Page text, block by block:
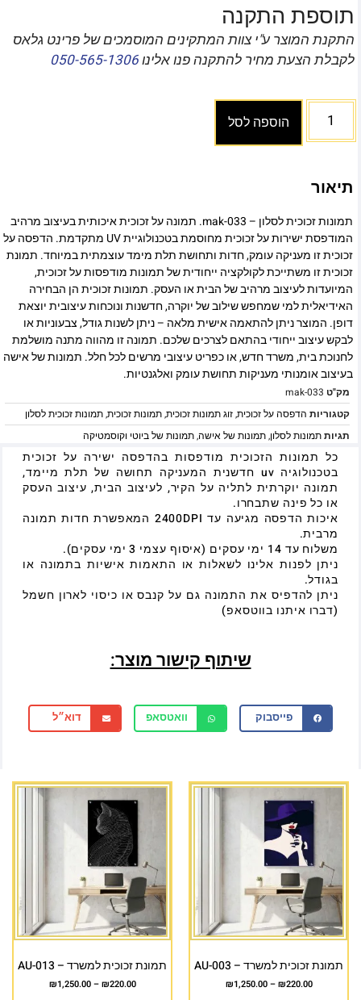
תוספת התקנה
התקנת המוצר ע"י צוות המתקינים המוסמכים של פרינט גלאס
לקבלת הצעת מחיר להתקנה פנו אלינו050-565-1306
הוספה לסל
תיאור
תמונות זכוכית לסלון – mak-033. תמונה על זכוכית איכותית בעיצוב מרהיב
המודפסת ישירות על זכוכית מחוסמת בטכנולוגיית UV מתקדמת. הדפסה על
זכוכית זו מעניקה עומק, חדות ותחושת תלת מימד עוצמתית במיוחד. תמונת
זכוכית זו משתייכת לקולקציה ייחודית של תמונות מודפסות על זכוכית,
המיועדות לעיצוב מרהיב של הבית או העסק. תמונות זכוכית הן הבחירה
האידיאלית למי שמחפש שילוב של יוקרה, חדשנות ונוכחות עיצובית יוצאת
דופן. המוצר ניתן להתאמה אישית מלאה – ניתן לשנות גודל, צבעוניות או
לבקש עיצוב ייחודי בהתאם לצרכים שלכם. תמונה זו מהווה מתנה מושלמת
לחנוכת בית, משרד חדש, או כפריט עיצובי מרשים לכל חלל. תמונות של אישה
בעיצוב אומנותי מעניקות תחושת עומק ואלגנטיות.
מק"ט mak-033
קטגוריות הדפסה על זכוכית,זוג תמונות זכוכית,תמונות זכוכית,תמונות זכוכית לסלון
תגיותתמונות לסלון,תמונות של אישה,תמונות של ביוטי וקוסמטיקה
כל תמונות הזכוכית מודפסות בהדפסה ישירה על זכוכית
בטכנולוגיה uv חדשנית המעניקה תחושה של תלת מיימד,
תמונה יוקרתית לתליה על הקיר, לעיצוב הבית, עיצוב העסק
או כל פינה שתבחרו.
איכות הדפסה מגיעה עד 2400DPI המאפשרת חדות תמונה
מרבית.
משלוח עד 14 ימי עסקים (איסוף עצמי 3 ימי עסקים).
ניתן לפנות אלינו לשאלות או התאמות אישיות בתמונה או
בגודל.
ניתן להדפיס את התמונה גם על קנבס או כיסוי לארון חשמל
(דברו איתנו בווטסאפ)
שיתוף קישור מוצר:
פייסבוק וואטסאפ דוא״ל
תמונת זכוכית למשרד – AU-003
₪220.00
–
₪1,250.00
תמונת זכוכית למשרד – AU-013
₪220.00
–
₪1,250.00